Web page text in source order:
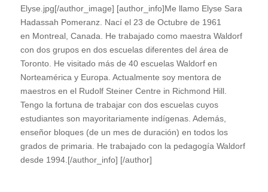
Elyse.jpg[/author_image] [author_info]Me llamo Elyse Sara
Hadassah Pomeranz. Nací el 23 de Octubre de 1961
en Montreal, Canada. He trabajado como maestra Waldorf
con dos grupos en dos escuelas diferentes del área de
Toronto. He visitado más de 40 escuelas Waldorf en
Norteamérica y Europa. Actualmente soy mentora de
maestros en el Rudolf Steiner Centre in Richmond Hill.
Tengo la fortuna de trabajar con dos escuelas cuyos
estudiantes son mayoritariamente indígenas. Además,
enseñor bloques (de un mes de duración) en todos los
grados de primaria. He trabajado con la pedagogía Waldorf
desde 1994.[/author_info] [/author]